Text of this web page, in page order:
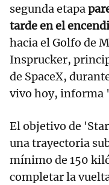
segunda etapa
tarde en el
hacia el Golfo de
Insprucker,
de SpaceX,
vivo hoy, informa
El objetivo de
una trayectoria
mínimo de 150
completar la